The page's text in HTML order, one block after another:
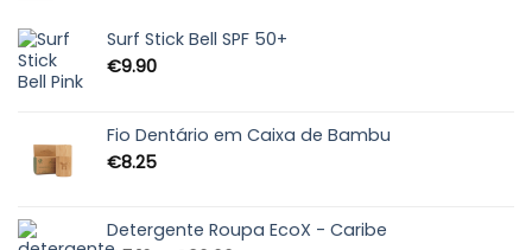
Surf Stick Bell SPF 50+
€9.90
Fio Dentário em Caixa de Bambu
€8.25
Detergente Roupa EcoX - Caribe